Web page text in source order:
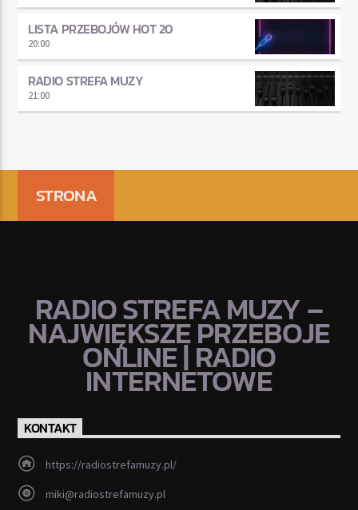
LISTA PRZEBOJÓW HOT 20
20:00
RADIO STREFA MUZY
21:00
STRONA
RADIO STREFA MUZY –
NAJWIĘKSZE PRZEBOJE
ONLINE | RADIO
INTERNETOWE
KONTAKT
https://radiostrefamuzy.pl/
miki@radiostrefamuzy.pl